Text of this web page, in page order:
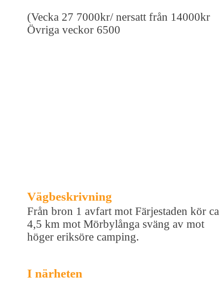
(Vecka 27 7000kr/ nersatt från 14000kr
Övriga veckor 6500
Vägbeskrivning
Från bron 1 avfart mot Färjestaden kör ca
4,5 km mot Mörbylånga sväng av mot
höger eriksöre camping.
I närheten